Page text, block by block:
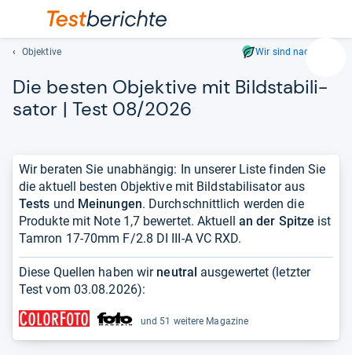
Geben
ein.
lassen
sich
Objektive Wir sind nachhaltig
Die bes­ten Objek­tive mit Bild­sta­bi­li­
sa­tor | Test 08/2026
Wir beraten Sie unabhängig: In unserer Liste finden Sie
die aktuell besten Objektive mit Bildstabilisator aus
Tests und Meinungen. Durchschnittlich werden die
Produkte mit Note 1,7 bewertet. Aktuell an der Spitze ist
Tamron 17-70mm F/2.8 DI III-A VC RXD.
Diese Quellen haben wir neutral ausgewertet (letzter
Test vom 03.08.2026):
und 51 weitere Magazine